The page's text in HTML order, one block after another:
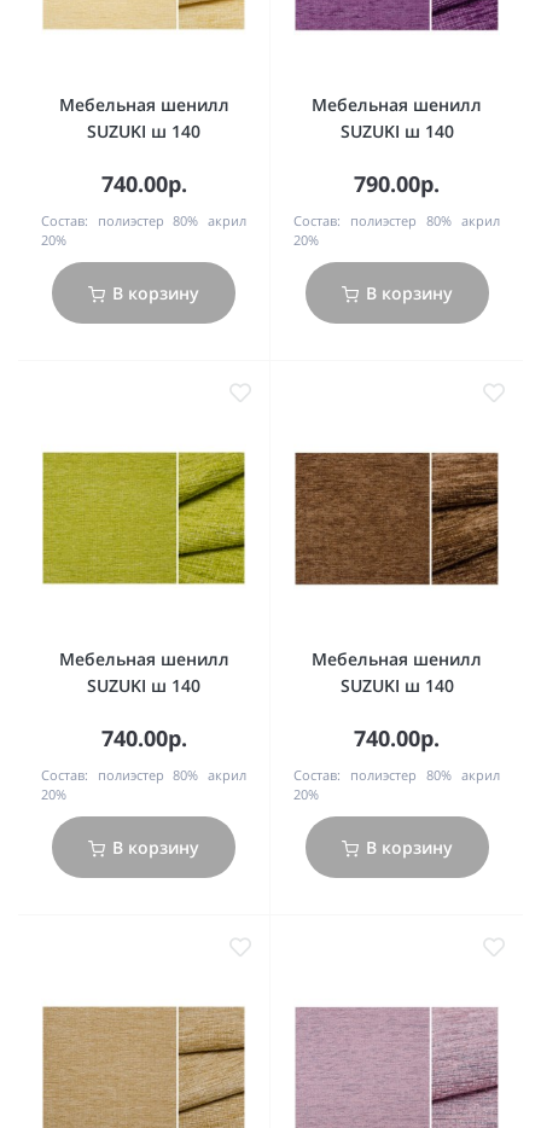
Мебельная шенилл
SUZUKI ш 140
740.00р.
Состав:
полиэстер 80% акрил
20%
В корзину
Мебельная шенилл
SUZUKI ш 140
790.00р.
Состав:
полиэстер 80% акрил
20%
В корзину
Мебельная шенилл
SUZUKI ш 140
740.00р.
Состав:
полиэстер 80% акрил
20%
В корзину
Мебельная шенилл
SUZUKI ш 140
740.00р.
Состав:
полиэстер 80% акрил
20%
В корзину